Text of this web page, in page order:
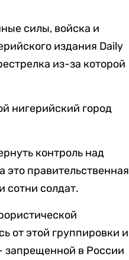
силы, войска и
издания Daily
из-за которой
нигерийский город
контроль над
это правительственная
сотни солдат.
от этой группировки и
запрещенной в России